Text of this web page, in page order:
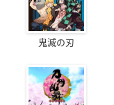
鬼滅の刃